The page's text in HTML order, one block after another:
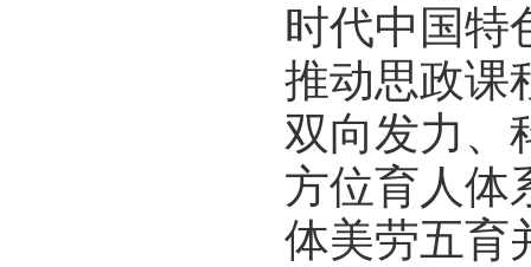
时代中国特
推动思政课
双向发力、
方位育人体
体美劳五育